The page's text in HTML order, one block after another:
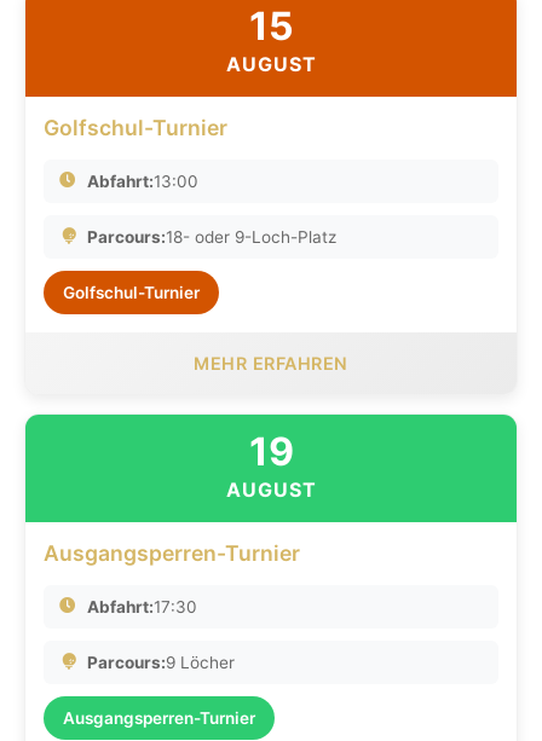
15
AUGUST
Golfschul-Turnier
Abfahrt:13:00
Parcours:18- oder 9-Loch-Platz
Golfschul-Turnier
MEHR ERFAHREN
19
AUGUST
Ausgangsperren-Turnier
Abfahrt:17:30
Parcours:9 Löcher
Ausgangsperren-Turnier